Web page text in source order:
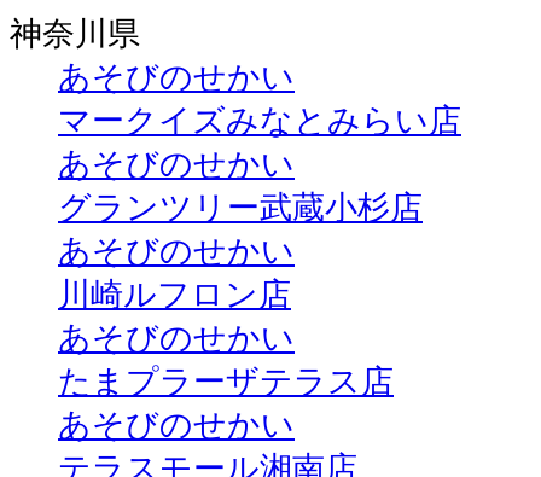
神奈川県
あそびのせかい
マークイズみなとみらい店
あそびのせかい
グランツリー武蔵小杉店
あそびのせかい
川崎ルフロン店
あそびのせかい
たまプラーザテラス店
あそびのせかい
テラスモール湘南店